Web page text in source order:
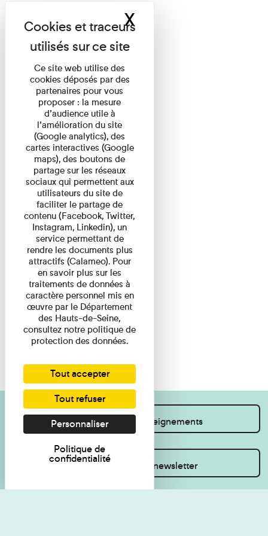
Je souhaite des renseignements
Inscrivez-vous à la newsletter
Ce site web utilise des
cookies déposés par des
partenaires pour vous
proposer : la mesure
d’audience utile à
l’amélioration du site
(Google analytics), des
cartes interactives (Google
maps), des boutons de
partage sur les réseaux
sociaux qui permettent aux
utilisateurs du site de
faciliter le partage de
contenu (Facebook, Twitter,
Instagram, Linkedin), un
service permettant de
rendre les documents plus
attractifs (Calameo). Pour
en savoir plus sur les
traitements de données à
caractère personnel mis en
œuvre par le Département
des Hauts-de-Seine,
consultez notre politique de
protection des données.
Tout accepter
Tout refuser
Personnaliser
Politique de
confidentialité
XMasquer le